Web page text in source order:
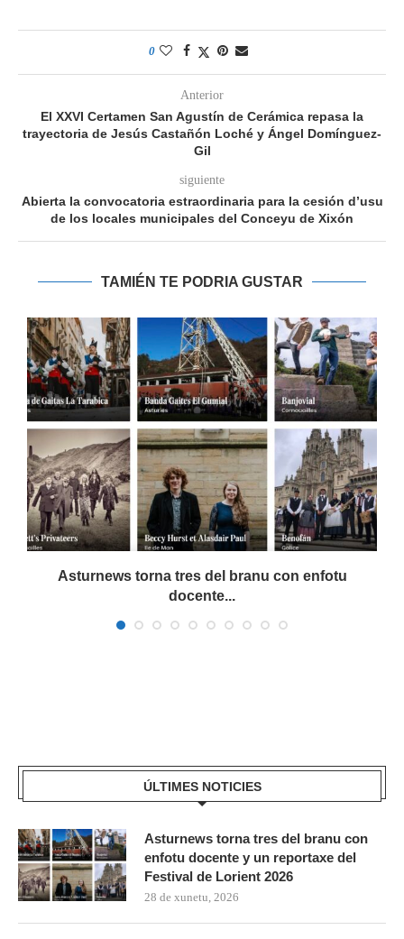
0
Anterior
El XXVI Certamen San Agustín de Cerámica repasa la
trayectoria de Jesús Castañón Loché y Ángel Domínguez-
Gil
siguiente
Abierta la convocatoria estraordinaria para la cesión d’usu
de los locales municipales del Conceyu de Xixón
TAMIÉN TE PODRIA GUSTAR
Asturnews torna tres del branu con enfotu
docente...
ÚLTIMES NOTICIES
Asturnews torna tres del branu con
enfotu docente y un reportaxe del
Festival de Lorient 2026
28 de xunetu, 2026